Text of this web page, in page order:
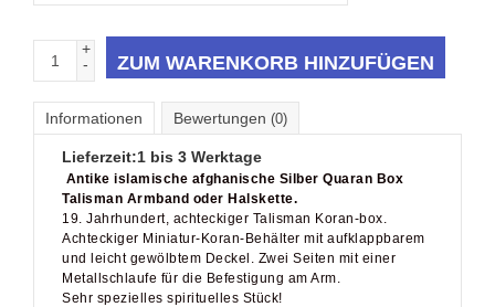
+
-
ZUM WARENKORB HINZUFÜGEN
Informationen Bewertungen (0)
Lieferzeit:1 bis 3 Werktage
Antike islamische afghanische Silber Quaran Box
Talisman Armband oder Halskette.
19. Jahrhundert, achteckiger Talisman Koran-box.
Achteckiger Miniatur-Koran-Behälter mit aufklappbarem
und leicht gewölbtem Deckel. Zwei Seiten mit einer
Metallschlaufe für die Befestigung am Arm.
Sehr spezielles spirituelles Stück!